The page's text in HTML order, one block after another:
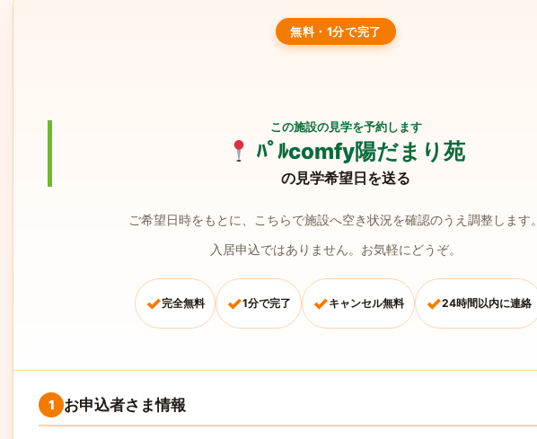
無料・1分で完了
この施設の見学を予約します
ﾊﾟﾙcomfy陽だまり苑
の見学希望日を送る
ご希望日時をもとに、こちらで施設へ空き状況を確認のうえ調整します
入居申込ではありません。お気軽にどうぞ。
✓完全無料 ✓1分で完了 ✓キャンセル無料 ✓24時間以内に連絡
1 お申込者さま情報